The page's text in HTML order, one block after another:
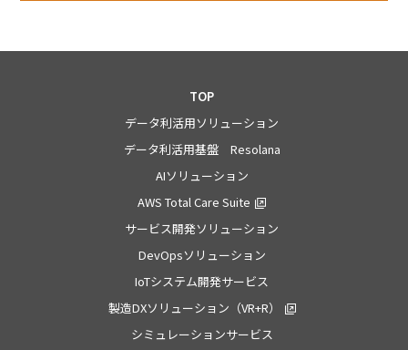
TOP
データ利活用ソリューション
データ利活用基盤 Resolana
AIソリューション
AWS Total Care Suite
サービス開発ソリューション
DevOpsソリューション
IoTシステム開発サービス
製造DXソリューション（VR+R）
シミュレーションサービス